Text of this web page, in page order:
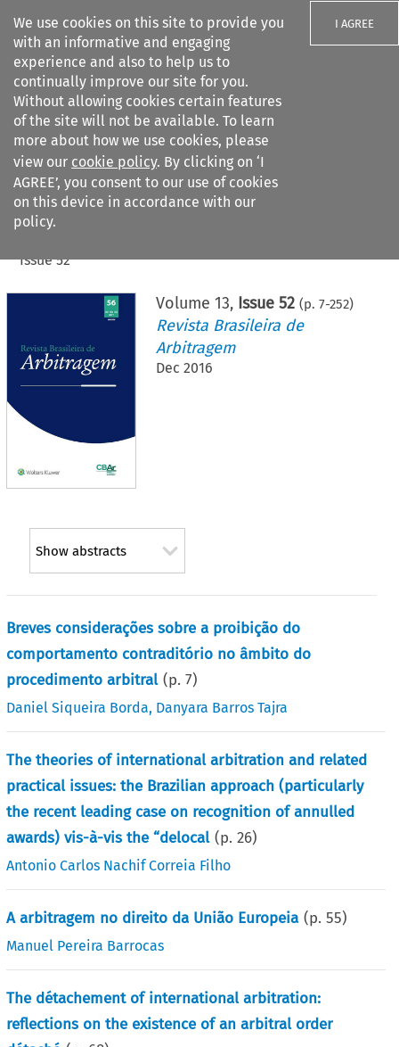
We use cookies on this site to provide you
with an informative and engaging
experience and also to help us to
continually improve our site for you.
Without allowing cookies certain features
of the site will not be available. To learn
more about how we use cookies, please
view our cookie policy. By clicking on ‘I
AGREE’, you consent to our use of cookies
on this device in accordance with our
policy.
I AGREE
Search filters
Citation search
Issue 52
Volume 13, Issue 52 (p. 7-252)
Revista Brasileira de
Arbitragem
Dec 2016
Show abstracts
Breves considerações sobre a proibição do
comportamento contraditório no âmbito do
procedimento arbitral (p.7)
Daniel Siqueira Borda, Danyara Barros Tajra
The theories of international arbitration and related
practical issues: the Brazilian approach (particularly
the recent leading case on recognition of annulled
awards) vis-à-vis the “delocal (p.26)
Antonio Carlos Nachif Correia Filho
A arbitragem no direito da União Europeia (p.55)
Manuel Pereira Barrocas
The détachement of international arbitration:
reflections on the existence of an arbitral order